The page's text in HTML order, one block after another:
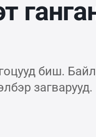
биш.
загварууд.